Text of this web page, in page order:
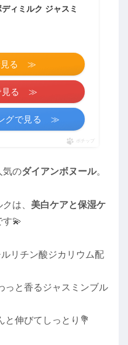
ィミルク ジャスミ
見る ≫
見る ≫
グで見る ≫
ポチップ
気のダイアンボヌール。
は、 美白ケアと保湿ケ
す💫
リチン酸ジカリウム配
っと香るジャスミンブル
伸びてしっとり💐